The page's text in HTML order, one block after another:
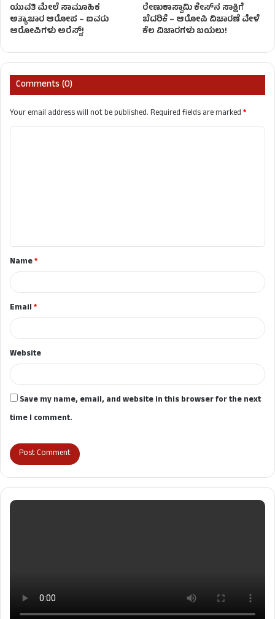
ಯುವತಿ ಮೇಲೆ ಸಾಮೂಹಿಕ
ಅತ್ಯಾಚಾರ ಆರೋಪ – ಐವರು
ಆರೋಪಿಗಳು ಅರೆಸ್ಟ್!
ರೇಣುಕಾಸ್ವಾಮಿ ಕೇಸ್‌ನ ಸಾಕ್ಷಿಗೆ
ಬೆದರಿಕೆ – ಆರೋಪಿ ವಿಚಾರಣೆ ವೇಳೆ
ಕೆಲ ವಿಚಾರಗಳು ಬಯಲು!
Comments (0)
Your email address will not be published.Required fields are marked*
t
*Name*
Email*
Website
Save my name, email, and website in this browser for the next
time I comment.